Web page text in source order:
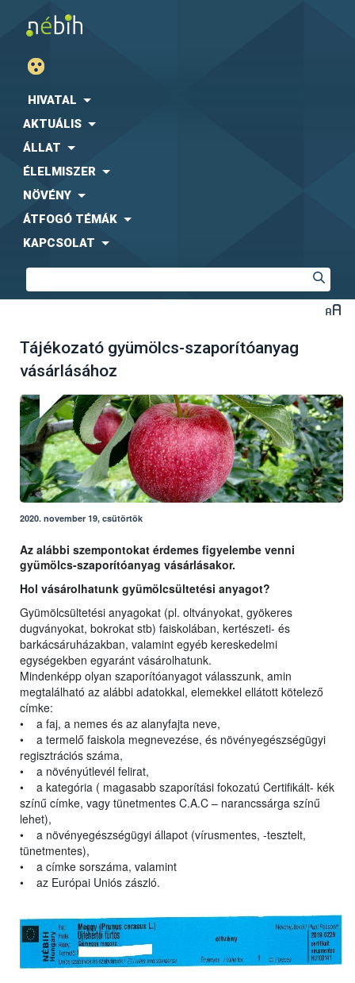
HIVATAL
AKTUÁLIS
ÁLLAT
ÉLELMISZER
NÖVÉNY
ÁTFOGÓ TÉMÁK
KAPCSOLAT
Tájékozató gyümölcs-szaporítóanyag
vásárlásához
2020. november 19, csütörtök
Az alábbi szempontokat érdemes figyelembe venni
gyümölcs-szaporítóanyag vásárlásakor.
Hol vásárolhatunk gyümölcsültetési anyagot?
Gyümölcsültetési anyagokat (pl. oltványokat, gyökeres
dugványokat, bokrokat stb) faiskolában, kertészeti- és
barkácsáruházakban, valamint egyéb kereskedelmi
egységekben egyaránt vásárolhatunk.
Mindenképp olyan szaporítóanyagot válasszunk, amin
megtalálható az alábbi adatokkal, elemekkel ellátott kötelező
címke:
• a faj, a nemes és az alanyfajta neve,
• a termelő faiskola megnevezése, és növényegészségügyi
regisztrációs száma,
• a növényútlevél felirat,
• a kategória ( magasabb szaporítási fokozatú Certifikált- kék
színű címke, vagy tünetmentes C.A.C – narancssárga színű
lehet),
• a növényegészségügyi állapot (vírusmentes, -tesztelt,
tünetmentes),
• a címke sorszáma, valamint
• az Európai Uniós zászló.